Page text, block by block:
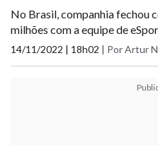
No Brasil, companhia fechou
milhões com a equipe de
14/11/2022 | 18h02 | Por Artur